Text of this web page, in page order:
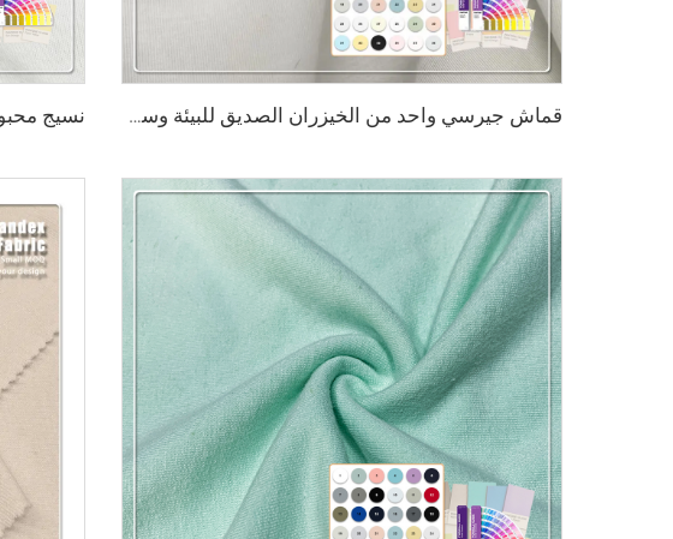
قماش جيرسي واحد من الخيزران الصديق للبيئة وسورونا وسياسيل والسباندكس، مقاوم للبكتيريا، ويمتص الرطوبة، وقابل للتنفس، مناسب للملابس